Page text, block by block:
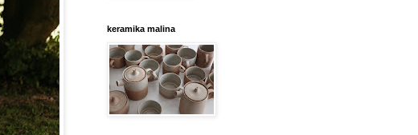
keramika malina